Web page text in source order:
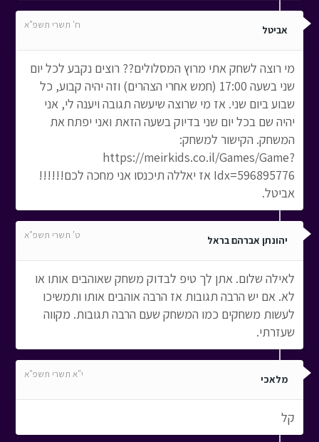
אביטל ח' תשרי תשפ"א
מי רוצה לשחק אתי מרוץ המסלולים?? רוצים נקבע לכל יום
שני בשעה 17:00 (חמש אחרי הצהרים) וזה יהיה קבוע, כל
שבוע ביום שני. אז מי שרוצה שיעשה תגובה ויענה לי, אני
יהיה שם בכל יום שני בדיוק בשעה הזאת ואני יפתח את
המשחק. הקישור למשחק:
https://meirkids.co.il/Games/Game?
Idx=596895776 אז יאללה תיכנסו אני מחכה לכם!!!!!!
אביטל.
יהונתן אברהם בראל ט' תשרי תשפ"א
לאילה שלום. אתן לך טיפ לבדוק משחק שאוהבים אותו או
לא. אם יש הרבה תגובות אז הרבה אוהבים אותו ותמשיכו
לעשות משחקים כמו המשחק שעם הרבה תגובות. מקווה
שעזרתי.
מלאכי י"א תשרי תשפ"א
קל